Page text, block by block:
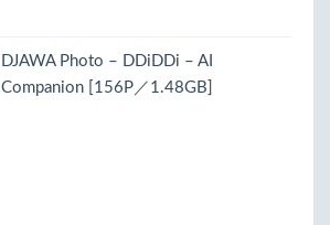
DJAWA Photo – DDiDDi – AI
Companion [156P／1.48GB]